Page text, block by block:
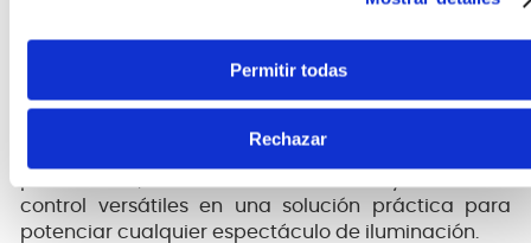
Permitir todas
Rechazar
montaje en distintos tipos de eventos,
producciones pequeñas que necesitan iluminación
móvil de gran impacto visual.
control versátiles en una solución práctica para
potenciar cualquier espectáculo de iluminación.